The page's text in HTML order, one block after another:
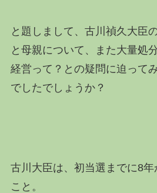
と題しまして、古川禎久大臣
と母親について、また大量処
経営って？との疑問に迫って
でしたでしょうか？
古川大臣は、初当選までに8
こと。